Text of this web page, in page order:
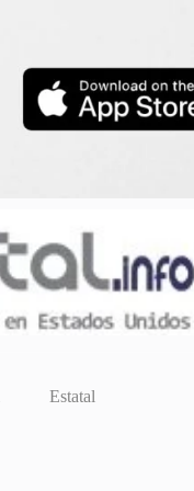
Estatal